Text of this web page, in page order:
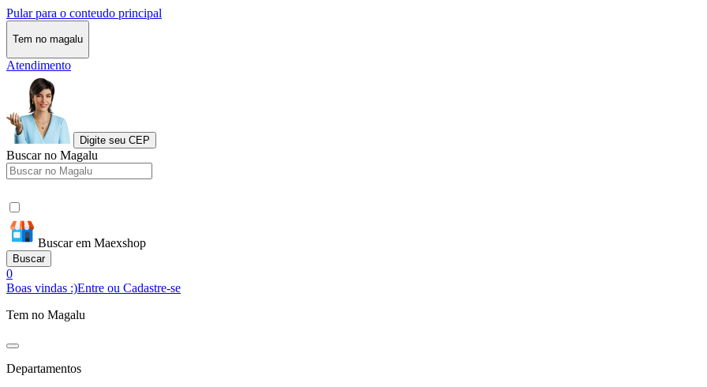
Pular para o conteudo principal
Tem no magalu
Atendimento
Digite seu CEP
Buscar no Magalu
Buscar em Maexshop
Buscar
0
Boas vindas :)Entre ou Cadastre-se
Tem no Magalu
Departamentos